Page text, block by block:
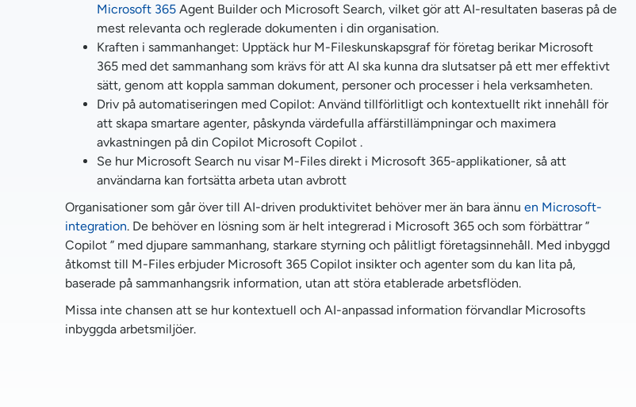
Microsoft 365 Agent Builder och Microsoft Search, vilket gör att AI-resultaten baseras på de
mest relevanta och reglerade dokumenten i din organisation.
Kraften i sammanhanget: Upptäck hur M-Fileskunskapsgraf för företag berikar Microsoft
365 med det sammanhang som krävs för att AI ska kunna dra slutsatser på ett mer effektivt
sätt, genom att koppla samman dokument, personer och processer i hela verksamheten.
Driv på automatiseringen med Copilot: Använd tillförlitligt och kontextuellt rikt innehåll för
att skapa smartare agenter, påskynda värdefulla affärstillämpningar och maximera
avkastningen på din Copilot Microsoft Copilot .
Se hur Microsoft Search nu visar M-Files direkt i Microsoft 365-applikationer, så att
användarna kan fortsätta arbeta utan avbrott
Organisationer som går över till AI-driven produktivitet behöver mer än bara ännu en Microsoft-
integration. De behöver en lösning som är helt integrerad i Microsoft 365 och som förbättrar ”
Copilot ” med djupare sammanhang, starkare styrning och pålitligt företagsinnehåll. Med inbyggd
åtkomst till M-Files erbjuder Microsoft 365 Copilot insikter och agenter som du kan lita på,
baserade på sammanhangsrik information, utan att störa etablerade arbetsflöden.
Missa inte chansen att se hur kontextuell och AI-anpassad information förvandlar Microsofts
inbyggda arbetsmiljöer.